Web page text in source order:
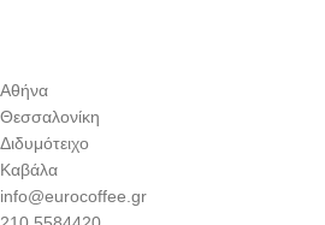
Αθήνα
Θεσσαλονίκη
Διδυμότειχο
Καβάλα
info@eurocoffee.gr